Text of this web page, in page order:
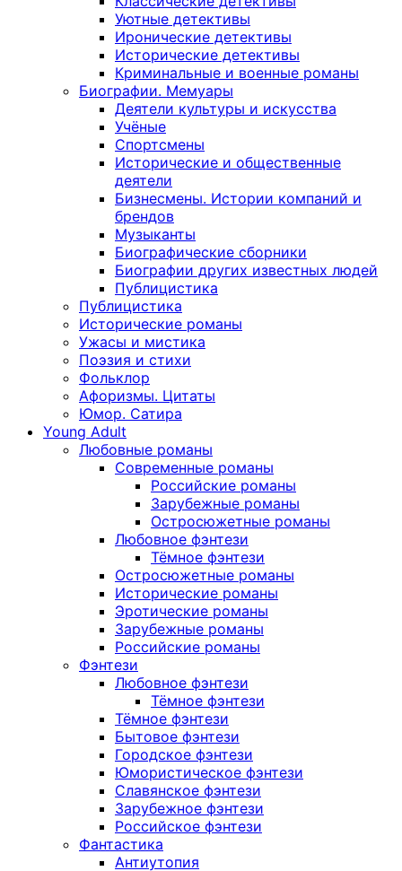
Уютные детективы
Иронические детективы
Исторические детективы
Криминальные и военные романы
Биографии. Мемуары
Деятели культуры и искусства
Учёные
Спортсмены
Исторические и общественные
деятели
Бизнесмены. Истории компаний и
брендов
Музыканты
Биографические сборники
Биографии других известных людей
Публицистика
Публицистика
Исторические романы
Ужасы и мистика
Поэзия и стихи
Фольклор
Афоризмы. Цитаты
Юмор. Сатира
Young Adult
Любовные романы
Современные романы
Российские романы
Зарубежные романы
Остросюжетные романы
Любовное фэнтези
Тёмное фэнтези
Остросюжетные романы
Исторические романы
Эротические романы
Зарубежные романы
Российские романы
Фэнтези
Любовное фэнтези
Тёмное фэнтези
Тёмное фэнтези
Бытовое фэнтези
Городское фэнтези
Юмористическое фэнтези
Славянское фэнтези
Зарубежное фэнтези
Российское фэнтези
Фантастика
Антиутопия